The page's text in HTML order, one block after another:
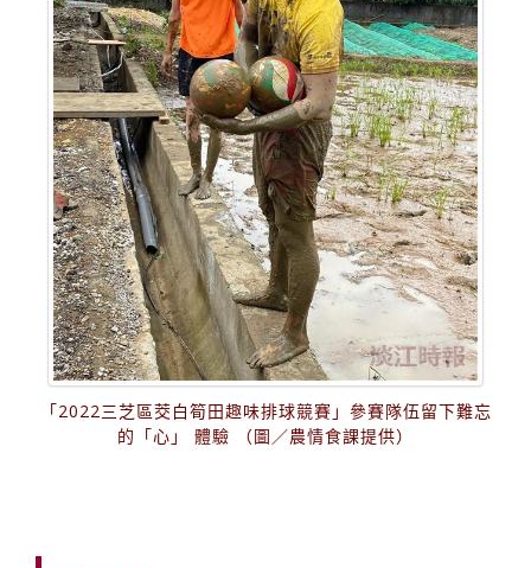
「2022三芝區茭白筍田趣味排球競賽」參賽隊伍留下難忘
的「心」 體驗 （圖／農情食課提供）